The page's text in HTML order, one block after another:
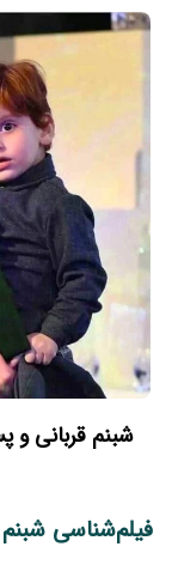
شبنم قربانی
فیلم‌شناسی شبنم